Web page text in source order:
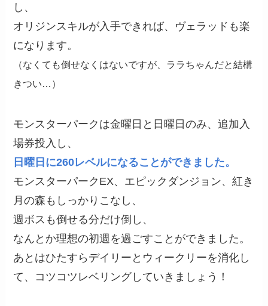
し、
オリジンスキルが入手できれば、ヴェラッドも楽
になります。
（なくても倒せなくはないですが、ララちゃんだと結構
きつい…）
モンスターパークは金曜日と日曜日のみ、追加入
場券投入し、
日曜日に260レベルになることができました。
モンスターパークEX、エピックダンジョン、紅き
月の森もしっかりこなし、
週ボスも倒せる分だけ倒し、
なんとか理想の初週を過ごすことができました。
あとはひたすらデイリーとウィークリーを消化し
て、コツコツレベリングしていきましょう！